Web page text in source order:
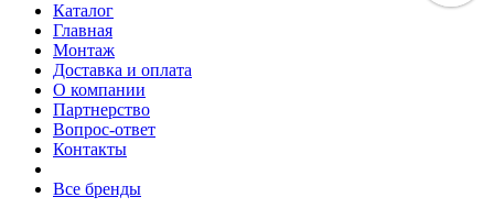
Каталог
Главная
Монтаж
Доставка и оплата
О компании
Партнерство
Вопрос-ответ
Контакты
Все бренды